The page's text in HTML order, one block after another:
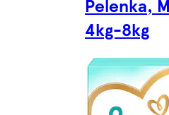
4kg-8kg